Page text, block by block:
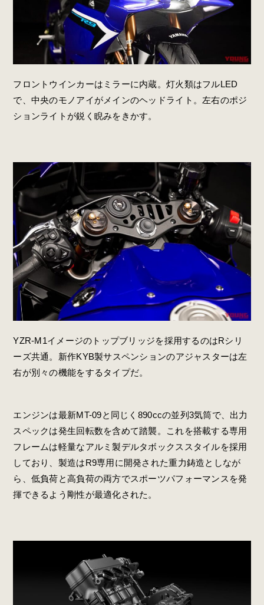
フロントウインカーはミラーに内蔵。灯火類はフルLED
で、中央のモノアイがメインのヘッドライト。左右のポジ
ションライトが鋭く睨みをきかす。
YZR-M1イメージのトップブリッジを採用するのはRシリ
ーズ共通。新作KYB製サスペンションのアジャスターは左
右が別々の機能をするタイプだ。
エンジンは最新MT-09と同じく890ccの並列3気筒で、出力
スペックは発生回転数を含めて踏襲。これを搭載する専用
フレームは軽量なアルミ製デルタボックススタイルを採用
しており、製造はR9専用に開発された重力鋳造としなが
ら、低負荷と高負荷の両方でスポーツパフォーマンスを発
揮できるよう剛性が最適化された。